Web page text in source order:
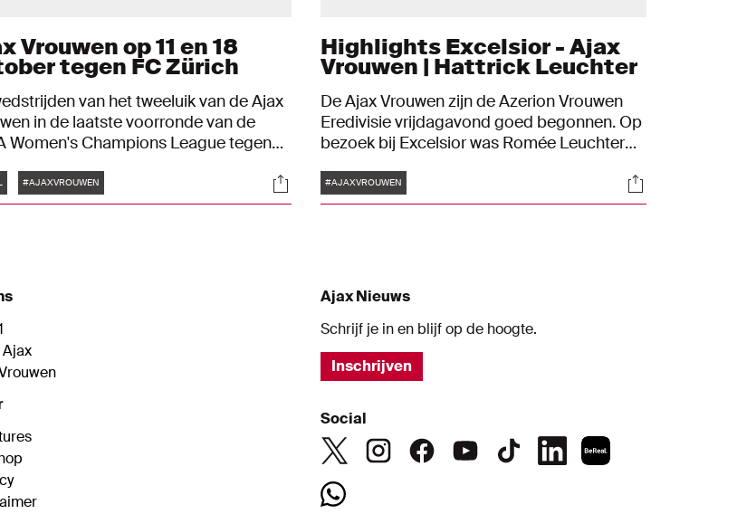
Vrouwen op 11 en 18
tegen FC Zürich
van het tweeluik van de Ajax
in de laatste voorronde van de
Women's Champions League tegen
de Ajacieden in Zwitserland en een
later in Amsterdam.
#AJAXVROUWEN Socials
Highlights Excelsior - Ajax
Vrouwen | Hattrick Leuchter
De Ajax Vrouwen zijn de Azerion Vrouwen
Eredivisie vrijdagavond goed begonnen. Op
bezoek bij Excelsior was Romée Leuchter
en de eerste zege van de competitie: 1-3.
Tags
#AJAXVROUWEN Socials
Ajax Nieuws
Schrijf je in en blijf op de hoogte.
Inschrijven
Social